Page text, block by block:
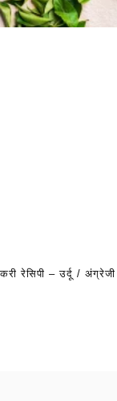
रेसिपी – उर्दू / अंग्रेजी